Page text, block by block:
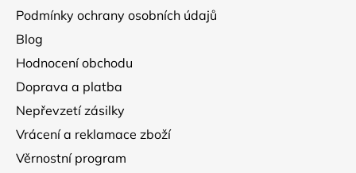
Podmínky ochrany osobních údajů
Blog
Hodnocení obchodu
Doprava a platba
Nepřevzetí zásilky
Vrácení a reklamace zboží
Věrnostní program